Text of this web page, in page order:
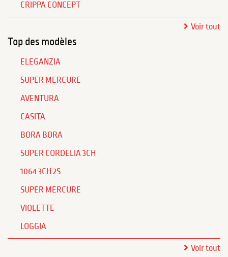
CRIPPA CONCEPT
Voir tout
Top des modèles
ELEGANZIA
SUPER MERCURE
AVENTURA
CASITA
BORA BORA
SUPER CORDELIA 3CH
1064 3CH 2S
SUPER MERCURE
VIOLETTE
LOGGIA
Voir tout